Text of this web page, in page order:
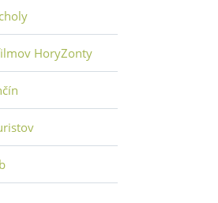
HoryZonty